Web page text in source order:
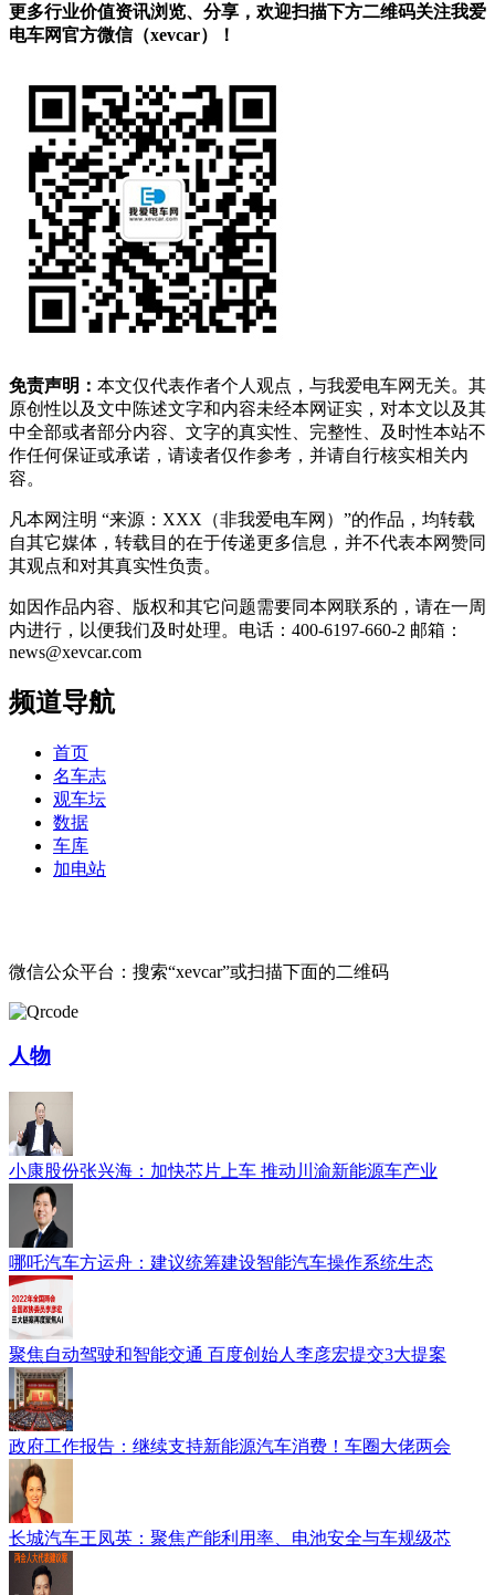
更多行业价值资讯浏览、分享，欢迎扫描下方二维码关注我爱
电车网官方微信（xevcar）！
免责声明： 本文仅代表作者个人观点，与我爱电车网无关。其
原创性以及文中陈述文字和内容未经本网证实，对本文以及其
中全部或者部分内容、文字的真实性、完整性、及时性本站不
作任何保证或承诺，请读者仅作参考，并请自行核实相关内
容。
凡本网注明 “来源：XXX（非我爱电车网）”的作品，均转载
自其它媒体，转载目的在于传递更多信息，并不代表本网赞同
其观点和对其真实性负责。
如因作品内容、版权和其它问题需要同本网联系的，请在一周
内进行，以便我们及时处理。电话：400-6197-660-2 邮箱：
news@xevcar.com
频道导航
首页
名车志
观车坛
数据
车库
加电站
微信公众平台：搜索“xevcar”或扫描下面的二维码
人物
小康股份张兴海：加快芯片上车 推动川渝新能源车产业
哪吒汽车方运舟：建议统筹建设智能汽车操作系统生态
聚焦自动驾驶和智能交通 百度创始人李彦宏提交3大提案
政府工作报告：继续支持新能源汽车消费！车圈大佬两会
长城汽车王凤英：聚焦产能利用率、电池安全与车规级芯